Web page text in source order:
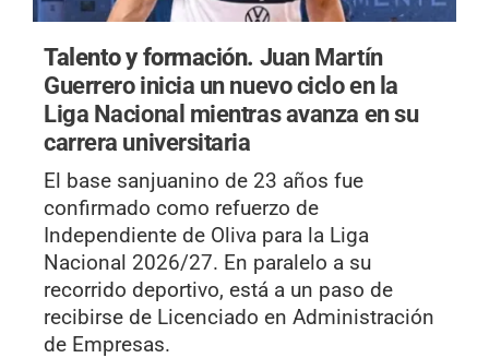
Talento y formación. Juan Martín
Guerrero inicia un nuevo ciclo en la
Liga Nacional mientras avanza en su
carrera universitaria
El base sanjuanino de 23 años fue
confirmado como refuerzo de
Independiente de Oliva para la Liga
Nacional 2026/27. En paralelo a su
recorrido deportivo, está a un paso de
recibirse de Licenciado en Administración
de Empresas.